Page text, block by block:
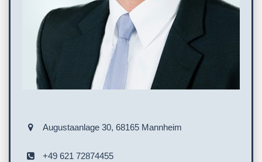
Augustaanlage 30, 68165 Mannheim
+49 621 72874455